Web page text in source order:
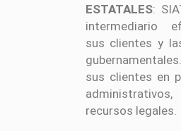
ESTATALES:
intermediario
sus clientes y
sus clientes en
recursos legales.